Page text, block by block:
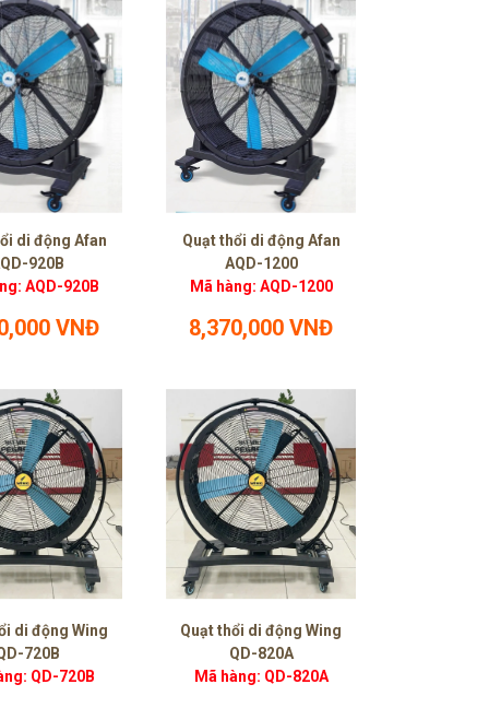
di động Afan
920B
AQD-920B
VNĐ
Quạt thổi di động Afan
AQD-1200
Mã hàng: AQD-1200
8,370,000 VNĐ
di động Wing
720B
QD-720B
Quạt thổi di động Wing
QD-820A
Mã hàng: QD-820A